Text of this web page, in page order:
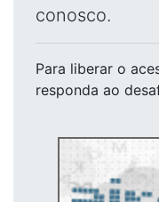
conosco.
Para liberar o
responda ao